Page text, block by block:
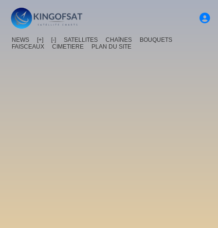
NEWS [+] [-] SATELLITES CHAîNES
BOUQUETS
FAISCEAUX
CIMETIERE PLAN DU SITE